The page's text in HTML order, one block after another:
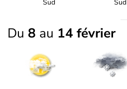
Sud Sud
Du 8 au 14 février